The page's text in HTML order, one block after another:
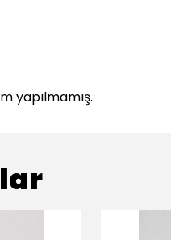
yapılmamış.